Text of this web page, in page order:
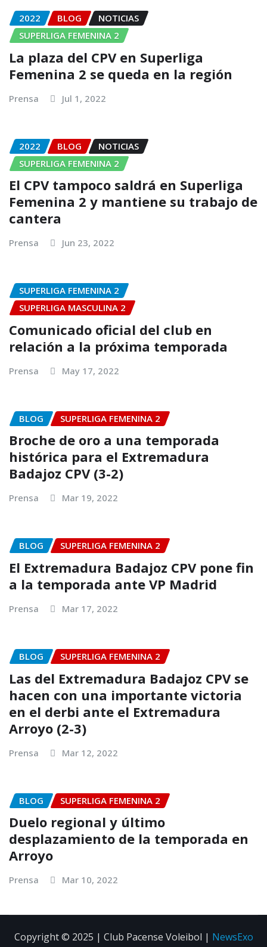
2022 BLOG
NOTICIAS
SUPERLIGA FEMENINA 2
La plaza del CPV en Superliga
Femenina 2 se queda en la región
Prensa Jul 1, 2022
2022 BLOG
NOTICIAS
SUPERLIGA FEMENINA 2
El CPV tampoco saldrá en Superliga
Femenina 2 y mantiene su trabajo de
cantera
Prensa Jun 23, 2022
SUPERLIGA FEMENINA 2
SUPERLIGA MASCULINA 2
Comunicado oficial del club en
relación a la próxima temporada
Prensa May 17, 2022
BLOG SUPERLIGA FEMENINA 2
Broche de oro a una temporada
histórica para el Extremadura
Badajoz CPV (3-2)
Prensa Mar 19, 2022
BLOG SUPERLIGA FEMENINA 2
El Extremadura Badajoz CPV pone fin
a la temporada ante VP Madrid
Prensa Mar 17, 2022
BLOG SUPERLIGA FEMENINA 2
Las del Extremadura Badajoz CPV se
hacen con una importante victoria
en el derbi ante el Extremadura
Arroyo (2-3)
Prensa Mar 12, 2022
BLOG SUPERLIGA FEMENINA 2
Duelo regional y último
desplazamiento de la temporada en
Arroyo
Prensa Mar 10, 2022
Copyright © 2025 | Club Pacense Voleibol | NewsExo